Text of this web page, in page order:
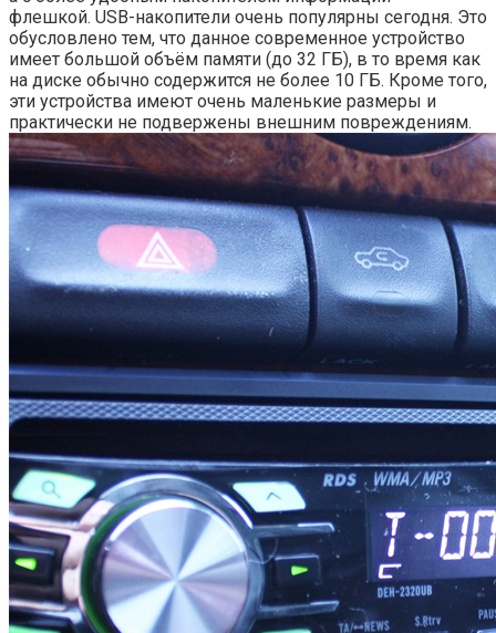
флешкой. USB-накопители очень популярны сегодня. Это
обусловлено тем, что данное современное устройство
имеет большой объём памяти (до 32 ГБ), в то время как
на диске обычно содержится не более 10 ГБ. Кроме того,
эти устройства имеют очень маленькие размеры и
практически не подвержены внешним повреждениям.